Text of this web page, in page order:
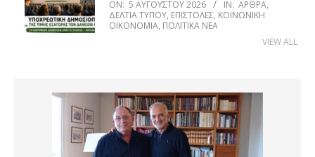
ON: 5 ΑΥΓΟΎΣΤΟΥ 2026 IN: ΆΡΘΡΑ,
ΔΕΛΤΊΑ ΤΎΠΟΥ, ΕΠΙΣΤΟΛΈΣ, ΚΟΙΝΩΝΙΚΉ
ΟΙΚΟΝΟΜΊΑ, ΠΟΛΙΤΙΚΆ ΝΈΑ
VIEW ALL